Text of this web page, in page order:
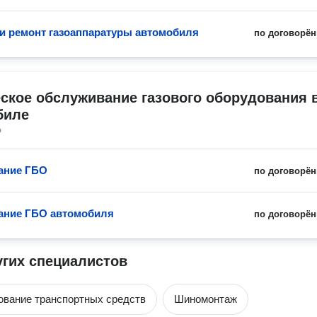
по
ремонт газоаппаратуры автомобиля
обслуживание газового оборудования
по
ГБО
по
ГБО автомобиля
специалистов
транспортных средств Шиномонтаж